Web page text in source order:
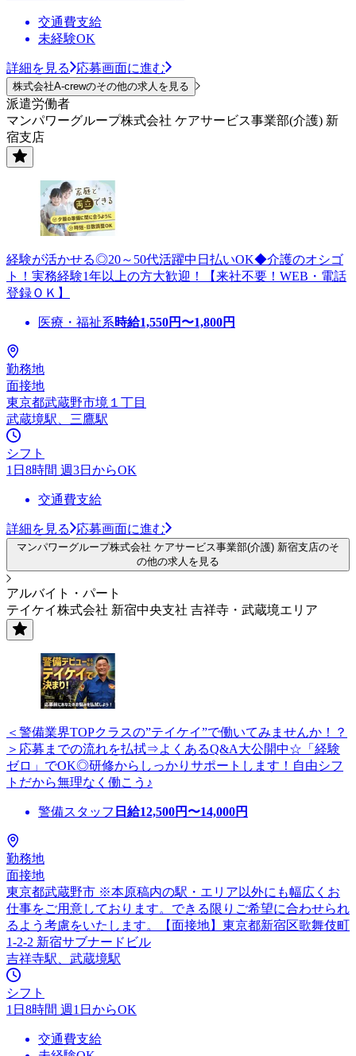
交通費支給
未経験OK
詳細を見る 応募画面に進む
株式会社A-crewのその他の求人を見る
派遣労働者
マンパワーグループ株式会社 ケアサービス事業部(介護) 新
宿支店
経験が活かせる◎20～50代活躍中日払いOK◆介護のオシゴ
ト！実務経験1年以上の方大歓迎！【来社不要！WEB・電話
登録ＯＫ】
医療・福祉系時給1,550円〜1,800円
勤務地
面接地
東京都武蔵野市境１丁目
武蔵境駅、三鷹駅
シフト
1日8時間 週3日からOK
交通費支給
詳細を見る 応募画面に進む
マンパワーグループ株式会社 ケアサービス事業部(介護) 新宿支店のそ
の他の求人を見る
アルバイト・パート
テイケイ株式会社 新宿中央支社 吉祥寺・武蔵境エリア
＜警備業界TOPクラスの”テイケイ”で働いてみませんか！？
＞応募までの流れを払拭⇒よくあるQ&A大公開中☆「経験
ゼロ」でOK◎研修からしっかりサポートします！自由シフ
トだから無理なく働こう♪
警備スタッフ 日給12,500円〜14,000円
勤務地
面接地
東京都武蔵野市 ※本原稿内の駅・エリア以外にも幅広くお
仕事をご用意しております。できる限りご希望に合わせられ
るよう考慮をいたします。【面接地】東京都新宿区歌舞伎町
1-2-2 新宿サブナードビル
吉祥寺駅、武蔵境駅
シフト
1日8時間 週1日からOK
交通費支給